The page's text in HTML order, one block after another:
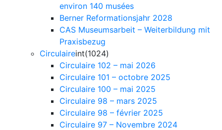
environ 140 musées
Berner Reformationsjahr 2028
CAS Museumsarbeit – Weiterbildung mit
Praxisbezug
Circulaireint(1024)
Circulaire 102 – mai 2026
Circulaire 101 – octobre 2025
Circulaire 100 – mai 2025
Circulaire 98 – mars 2025
Circulaire 98 – février 2025
Circulaire 97 – Novembre 2024